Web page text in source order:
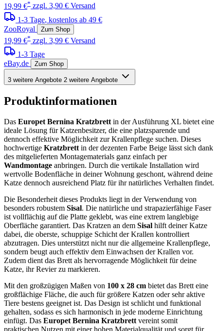
19,99 €* zzgl. 3,90 € Versand
1-3 Tage, kostenlos ab 49 €
ZooRoyal
Zum Shop
19,99 €* zzgl. 3,99 € Versand
1-3 Tage
eBay.de
Zum Shop
3 weitere Angebote 2 weitere Angebote
Produktinformationen
Das Europet Bernina Kratzbrett in der Ausführung XL bietet eine
ideale Lösung für Katzenbesitzer, die eine platzsparende und
dennoch effektive Möglichkeit zur Krallenpflege suchen. Dieses
hochwertige Kratzbrett in der dezenten Farbe Beige lässt sich dank
des mitgelieferten Montagematerials ganz einfach per
Wandmontage anbringen. Durch die vertikale Installation wird
wertvolle Bodenfläche in deiner Wohnung geschont, während deine
Katze dennoch ausreichend Platz für ihr natürliches Verhalten findet.
Die Besonderheit dieses Produkts liegt in der Verwendung von
besonders robustem Sisal. Die natürliche und strapazierfähige Faser
ist vollflächig auf die Platte geklebt, was eine extrem langlebige
Oberfläche garantiert. Das Kratzen an dem Sisal hilft deiner Katze
dabei, die oberste, schuppige Schicht der Krallen kontrolliert
abzutragen. Dies unterstützt nicht nur die allgemeine Krallenpflege,
sondern beugt auch effektiv dem Einwachsen der Krallen vor.
Zudem dient das Brett als hervorragende Möglichkeit für deine
Katze, ihr Revier zu markieren.
Mit den großzügigen Maßen von 100 x 28 cm bietet das Brett eine
großflächige Fläche, die auch für größere Katzen oder sehr aktive
Tiere bestens geeignet ist. Das Design ist schlicht und funktional
gehalten, sodass es sich harmonisch in jede moderne Einrichtung
einfügt. Das Europet Bernina Kratzbrett vereint somit
praktischen Nutzen mit einer hohen Materialqualität und sorgt für